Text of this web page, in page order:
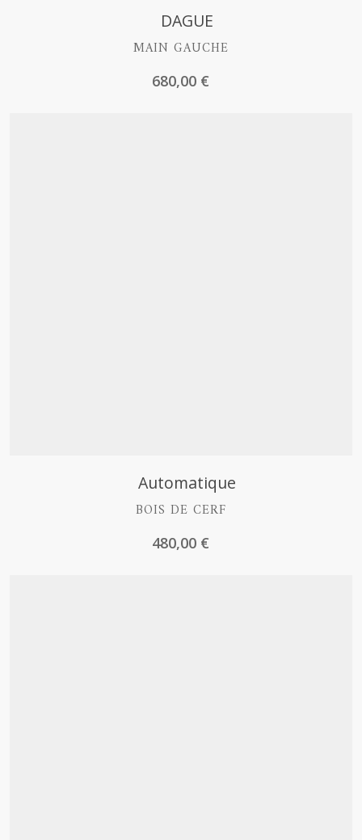
DAGUE
MAIN GAUCHE
680,00 €
Automatique
BOIS DE CERF
480,00 €